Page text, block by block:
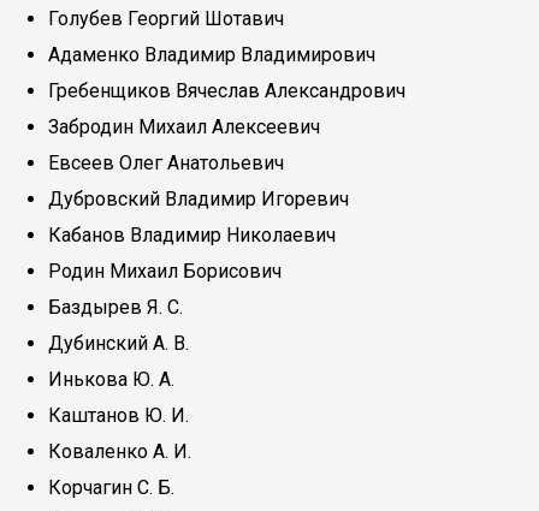
Голубев Георгий Шотавич
Адаменко Владимир Владимирович
Гребенщиков Вячеслав Александрович
Забродин Михаил Алексеевич
Евсеев Олег Анатольевич
Дубровский Владимир Игоревич
Кабанов Владимир Николаевич
Родин Михаил Борисович
Баздырев Я. С.
Дубинский А. В.
Инькова Ю. А.
Каштанов Ю. И.
Коваленко А. И.
Корчагин С. Б.